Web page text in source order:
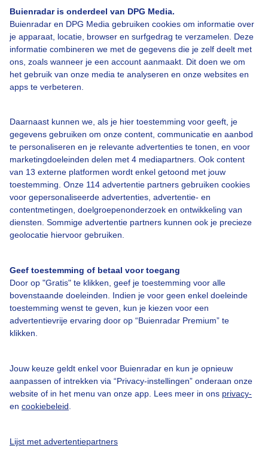
Buienradar is onderdeel van DPG Media.
Buienradar en DPG Media gebruiken cookies om informatie over
je apparaat, locatie, browser en surfgedrag te verzamelen. Deze
informatie combineren we met de gegevens die je zelf deelt met
ons, zoals wanneer je een account aanmaakt. Dit doen we om
het gebruik van onze media te analyseren en onze websites en
apps te verbeteren.
Daarnaast kunnen we, als je hier toestemming voor geeft, je
gegevens gebruiken om onze content, communicatie en aanbod
te personaliseren en je relevante advertenties te tonen, en voor
marketingdoeleinden delen met 4 mediapartners. Ook content
van 13 externe platformen wordt enkel getoond met jouw
toestemming. Onze 114 advertentie partners gebruiken cookies
voor gepersonaliseerde advertenties, advertentie- en
contentmetingen, doelgroepenonderzoek en ontwikkeling van
diensten. Sommige advertentie partners kunnen ook je precieze
geolocatie hiervoor gebruiken.
Geef toestemming of betaal voor toegang
Door op "Gratis" te klikken, geef je toestemming voor alle
bovenstaande doeleinden. Indien je voor geen enkel doeleinde
toestemming wenst te geven, kun je kiezen voor een
advertentievrije ervaring door op “Buienradar Premium” te
klikken.
Jouw keuze geldt enkel voor Buienradar en kun je opnieuw
aanpassen of intrekken via “Privacy-instellingen” onderaan onze
website of in het menu van onze app. Lees meer in ons privacy-
en cookiebeleid
Lijst met advertentiepartners
Bekijk slideshow
Over Buienradar
Bedrijfsgegevens
Contact
Toegankelijkheid
Gebruikersvoorwaarden
Adverteren
Privacy beleid
Cookie beleid